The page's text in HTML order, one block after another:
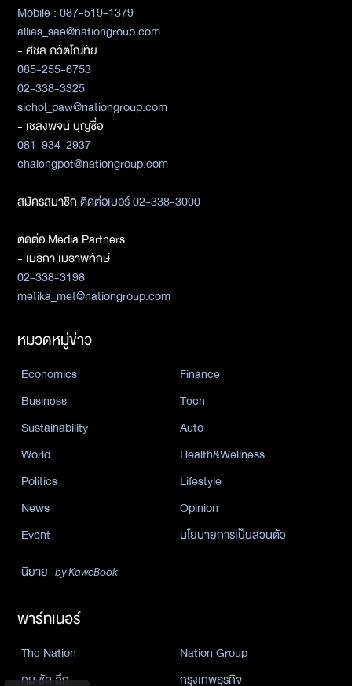
Mobile : 087-519-1379
allias_sae@nationgroup.com
- ศิชล ภวัตโณทัย
085-255-6753
02-338-3325
sichol_paw@nationgroup.com
- เชลงพจน์ บุญซื่อ
081-934-2937
chalengpot@nationgroup.com
สมัครสมาชิกติดต่อเบอร์ 02-338-3000
ติดต่อ Media Partners
- เมธิกา เมธาพิทักษ์
02-338-3198
metika_met@nationgroup.com
หมวดหมู่ข่าว
Economics
Finance
Business
Tech
Sustainability
Auto
World
Health&Wellness
Politics
Lifestyle
News
Opinion
Event
นโยบายการเป็นส่วนตัว
นิยาย by KaweBook
พาร์ทเนอร์
The Nation
Nation Group
คม ชัด ลึก
กรุงเทพธุรกิจ